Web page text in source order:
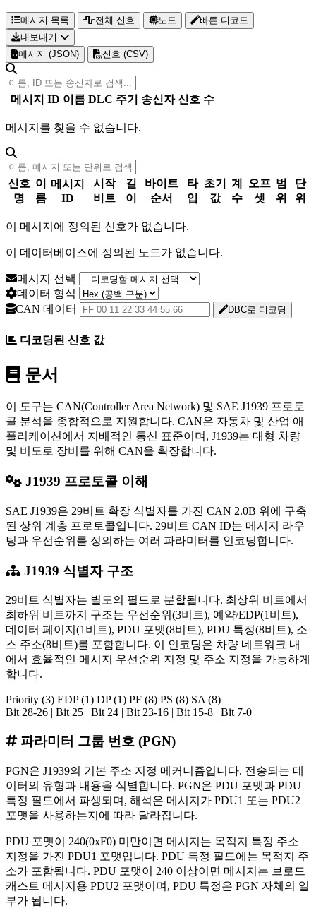
메시지 목록 전체 신호 노드
빠른 디코드
내보내기
메시지 (JSON)
신호 (CSV)
메시지 ID 이름 DLC 주기 송신자 신호 수
메시지를 찾을 수 없습니다.
신호
명
이
름
메시지
ID
시작
비트
길
이
바이트
순서
타
입
초기
값
계
수
오프
셋
범
위
단
위
이 메시지에 정의된 신호가 없습니다.
이 데이터베이스에 정의된 노드가 없습니다.
메시지 선택
데이터 형식
CAN 데이터
DBC로 디코딩
디코딩된 신호 값
문서
이 도구는 CAN(Controller Area Network) 및 SAE J1939 프로토
콜 분석을 종합적으로 지원합니다. CAN은 자동차 및 산업 애
플리케이션에서 지배적인 통신 표준이며, J1939는 대형 차량
및 비도로 장비를 위해 CAN을 확장합니다.
J1939 프로토콜 이해
SAE J1939은 29비트 확장 식별자를 가진 CAN 2.0B 위에 구축
된 상위 계층 프로토콜입니다. 29비트 CAN ID는 메시지 라우
팅과 우선순위를 정의하는 여러 파라미터를 인코딩합니다.
J1939 식별자 구조
29비트 식별자는 별도의 필드로 분할됩니다. 최상위 비트에서
최하위 비트까지 구조는 우선순위(3비트), 예약/EDP(1비트),
데이터 페이지(1비트), PDU 포맷(8비트), PDU 특정(8비트), 소
스 주소(8비트)를 포함합니다. 이 인코딩은 차량 네트워크 내
에서 효율적인 메시지 우선순위 지정 및 주소 지정을 가능하게
합니다.
Priority (3) EDP (1) DP (1) PF (8) PS (8) SA (8)
Bit 28-26 | Bit 25 | Bit 24 | Bit 23-16 | Bit 15-8 | Bit 7-0
파라미터 그룹 번호 (PGN)
PGN은 J1939의 기본 주소 지정 메커니즘입니다. 전송되는 데
이터의 유형과 내용을 식별합니다. PGN은 PDU 포맷과 PDU
특정 필드에서 파생되며, 해석은 메시지가 PDU1 또는 PDU2
포맷을 사용하는지에 따라 달라집니다.
PDU 포맷이 240(0xF0) 미만이면 메시지는 목적지 특정 주소
지정을 가진 PDU1 포맷입니다. PDU 특정 필드에는 목적지 주
소가 포함됩니다. PDU 포맷이 240 이상이면 메시지는 브로드
캐스트 메시지용 PDU2 포맷이며, PDU 특정은 PGN 자체의 일
부가 됩니다.